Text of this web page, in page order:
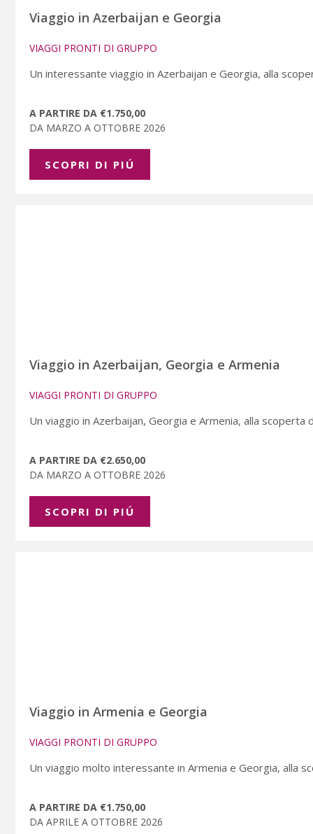
Viaggio in Azerbaijan e Georgia
VIAGGI PRONTI DI GRUPPO
Un interessante viaggio in Azerbaijan e Georgia, alla
A PARTIRE DA €1.750,00
DA MARZO A OTTOBRE 2026
SCOPRI DI PIÚ
Viaggio in Azerbaijan, Georgia e Armenia
VIAGGI PRONTI DI GRUPPO
Un viaggio in Azerbaijan, Georgia e Armenia, alla
A PARTIRE DA €2.650,00
DA MARZO A OTTOBRE 2026
SCOPRI DI PIÚ
Viaggio in Armenia e Georgia
VIAGGI PRONTI DI GRUPPO
Un viaggio molto interessante in Armenia e Georgia, alla
A PARTIRE DA €1.750,00
DA APRILE A OTTOBRE 2026